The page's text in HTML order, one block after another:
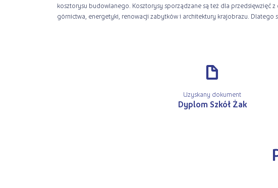
kosztorysu budowlanego. Kosztorysy sporządzane są też dla przedsięwzięć z
górnictwa, energetyki, renowacji zabytków i architektury krajobrazu. Dlatego
d
Uzyskany dokument
Dyplom Szkół Żak